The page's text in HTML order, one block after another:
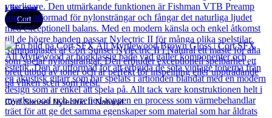
Läs mer
Cort
Cort Sunset Nylectric II Natural